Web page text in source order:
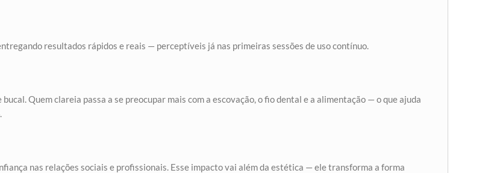
resultados rápidos e reais — perceptíveis já nas primeiras sessões de uso contínuo.
Quem clareia passa a se preocupar mais com a escovação, o fio dental e a alimentação — o que ajuda
nas relações sociais e profissionais. Esse impacto vai além da estética — ele transforma a forma